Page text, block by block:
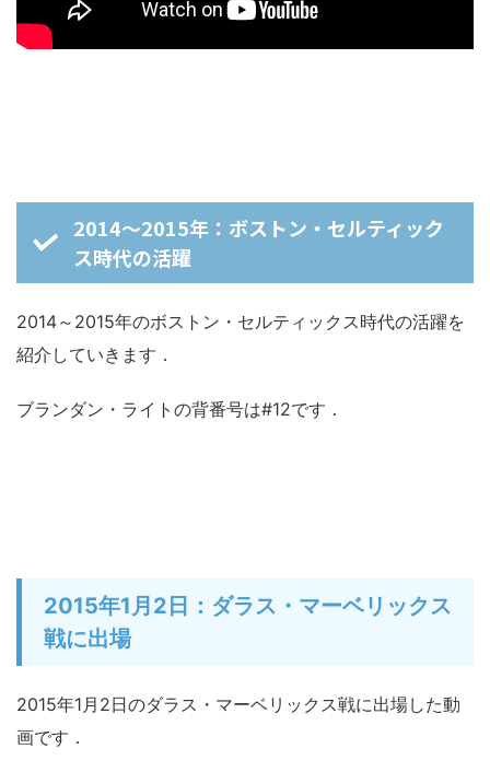
2014～2015年：ボストン・セルティック
ス時代の活躍
2014～2015年のボストン・セルティックス時代の活躍を
紹介していきます．
ブランダン・ライトの背番号は#12です．
2015年1月2日：ダラス・マーベリックス
戦に出場
2015年1月2日のダラス・マーベリックス戦に出場した動
画です．